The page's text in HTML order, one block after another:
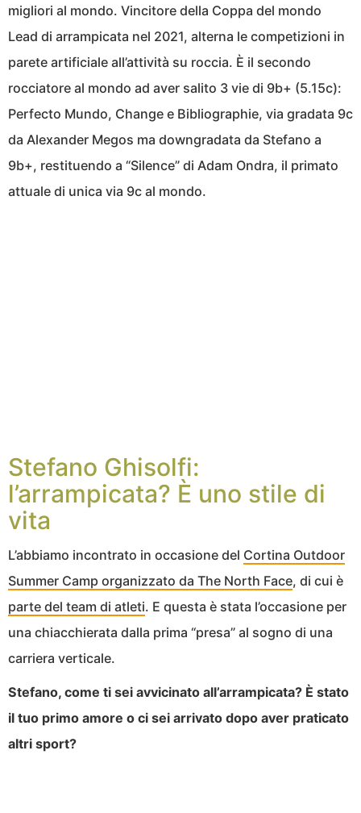
migliori al mondo. Vincitore della Coppa del mondo
Lead di arrampicata nel 2021, alterna le competizioni in
parete artificiale all’attività su roccia. È il secondo
rocciatore al mondo ad aver salito 3 vie di 9b+ (5.15c):
Perfecto Mundo, Change e Bibliographie, via gradata 9c
da Alexander Megos ma downgradata da Stefano a
9b+, restituendo a “Silence” di Adam Ondra, il primato
attuale di unica via 9c al mondo.
Stefano Ghisolfi:
l’arrampicata? È uno stile di
vita
L’abbiamo incontrato in occasione del Cortina Outdoor
Summer Camp organizzato da The North Face, di cui è
parte del team di atleti. E questa è stata l’occasione per
una chiacchierata dalla prima “presa” al sogno di una
carriera verticale.
Stefano, come ti sei avvicinato all’arrampicata? È stato
il tuo primo amore o ci sei arrivato dopo aver praticato
altri sport?